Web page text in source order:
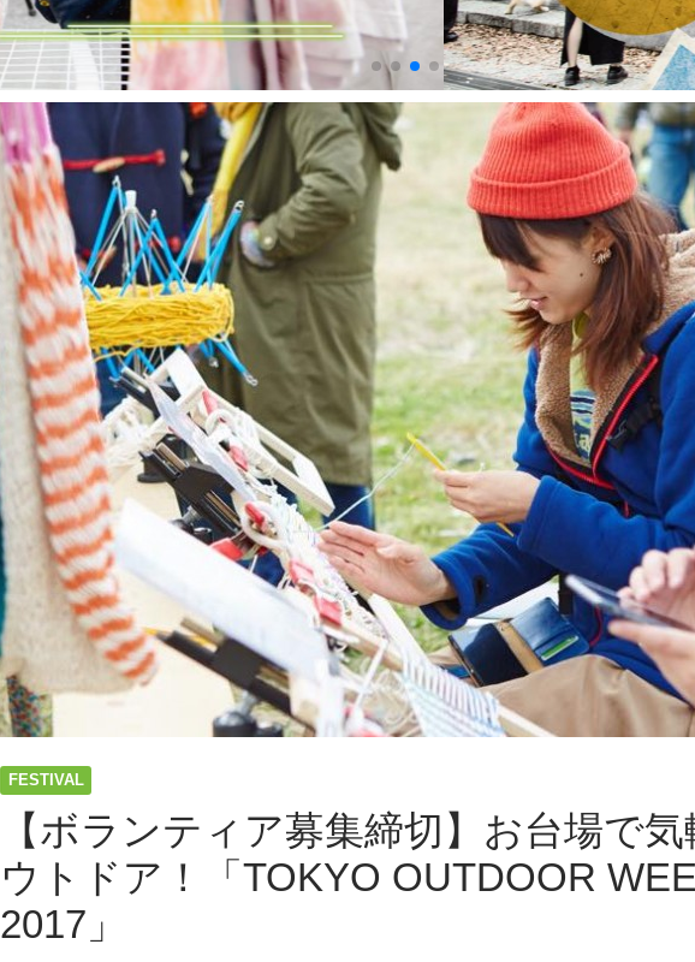
FESTIVAL
【ボランティア募集締切】お台場で
ウトドア！「TOKYO OUTDOOR
2017」